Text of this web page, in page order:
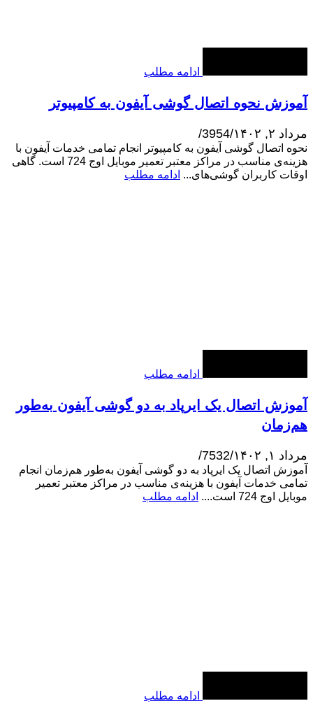
ادامه مطلب
آموزش نحوه اتصال گوشی آیفون به کامپیوتر
مرداد ۲, ۱۴۰۲ /
3954
/
نحوه اتصال گوشی آیفون به کامپیوتر انجام تمامی خدمات آیفون با
هزینه‌ی مناسب در مراکز معتبر تعمیر موبایل اوج 724 است. گاهی
اوقات کاربران گوشی‌های... ادامه مطلب
ادامه مطلب
آموزش اتصال یک ایرپاد به دو گوشی آیفون به‌طور
هم‌زمان
مرداد ۱, ۱۴۰۲ /
7532
/
آموزش اتصال یک ایرپاد به دو گوشی آیفون به‌طور هم‌زمان انجام
تمامی خدمات آیفون با هزینه‌ی مناسب در مراکز معتبر تعمیر
موبایل اوج 724 است....
ادامه مطلب
ادامه مطلب